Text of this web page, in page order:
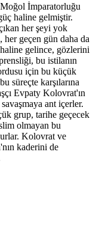
İmparatorluğu
haline gelmiştir.
her şeyi yok
her geçen gün daha da
gelince, gözlerini
bu istilanın
için bu küçük
süreçte karşılarına
Evpaty Kolovrat'ın
ant içerler.
grup, tarihe geçecek
olmayan bu
Kolovrat ve
kaderini de